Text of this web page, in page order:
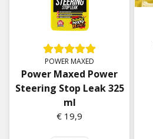
POWER MAXED
Power Maxed Power
Steering Stop Leak 325
ml
€ 19,9